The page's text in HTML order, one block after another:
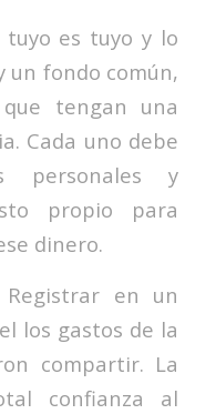
tuyo es tuyo y lo
un fondo común,
tengan una
Cada uno debe
personales y
propio para
dinero.
Registrar en un
los gastos de la
compartir. La
confianza al